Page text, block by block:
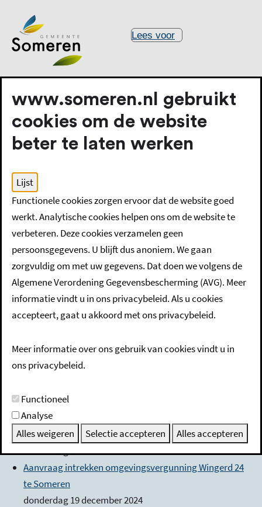
Lees voor
Bekendmakingen
Alfabetisch overzicht
Aanvraag intrekken omgevingsvergunning
Speelheuvelplein 13 te Someren
donderdag 4 mei 2023
Aanvraag intrekken omgevingsvergunning Steenoven
donderdag 2 februari 2023
Aanvraag intrekken omgevingsvergunning Tamboer 11
donderdag 8 juni 2023
Aanvraag intrekken omgevingsvergunning Ter
Hofstadlaan 16 te Someren
donderdag 27 maart 2025
Aanvraag intrekken omgevingsvergunning Wingerd 24
te Someren
donderdag 19 december 2024
www.someren.nl gebruikt
cookies om de website
beter te laten werken
Lijst
Functionele cookies zorgen ervoor dat de website goed
werkt. Analytische cookies helpen ons om de website te
verbeteren. Deze cookies verzamelen geen
persoonsgegevens. U blijft dus anoniem. We gaan
zorgvuldig om met uw gegevens. Dat doen we volgens de
Algemene Verordening Gegevensbescherming (AVG). Meer
informatie vindt u in ons privacybeleid. Als u cookies
accepteert, gaat u akkoord met ons privacybeleid.
Meer informatie over ons gebruik van cookies vindt u in
ons privacybeleid.
Functioneel
Analyse
Alles weigeren
Selectie accepteren Alles accepteren